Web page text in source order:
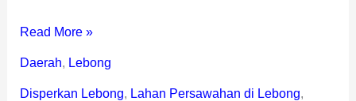
Read More »
Daerah, Lebong
Disperkan Lebong, Lahan Persawahan di Lebong,